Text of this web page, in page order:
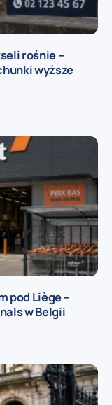
rośnie –
wyższe
pod Liège –
w Belgii